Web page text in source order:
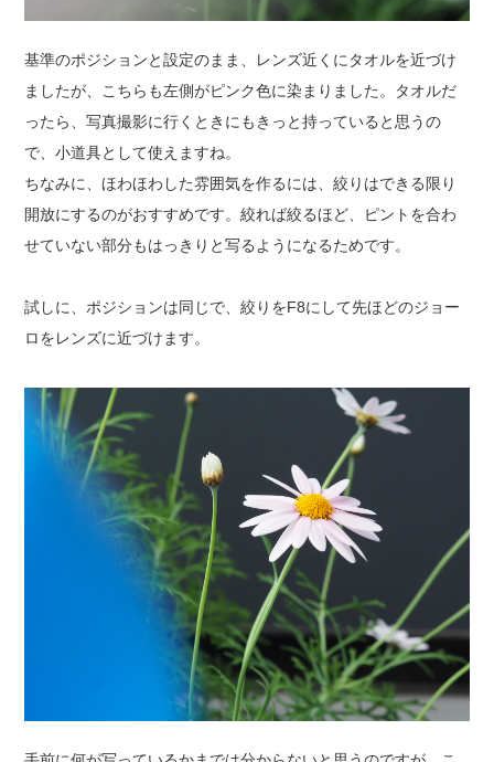
基準のポジションと設定のまま、レンズ近くにタオルを近づけ
ましたが、こちらも左側がピンク色に染まりました。タオルだ
ったら、写真撮影に行くときにもきっと持っていると思うの
で、小道具として使えますね。
ちなみに、ほわほわした雰囲気を作るには、絞りはできる限り
開放にするのがおすすめです。絞れば絞るほど、ピントを合わ
せていない部分もはっきりと写るようになるためです。
試しに、ポジションは同じで、絞りをF8にして先ほどのジョー
ロをレンズに近づけます。